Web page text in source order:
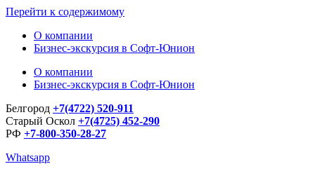
Перейти к содержимому
О компании
Бизнес-экскурсия в Софт-Юнион
О компании
Бизнес-экскурсия в Софт-Юнион
Белгород +7(4722) 520-911
Старый Оскол +7(4725) 452-290
РФ +7-800-350-28-27
Whatsapp